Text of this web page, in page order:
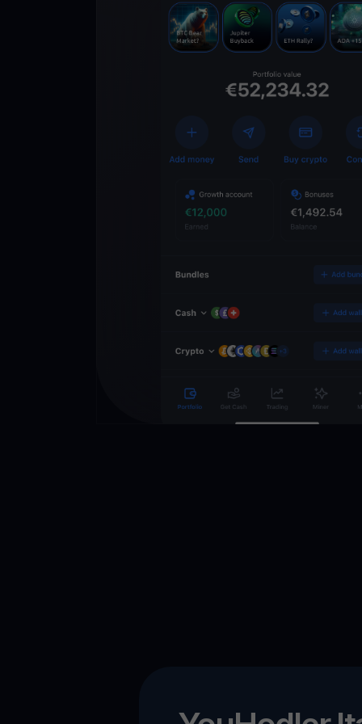
Scarica l’app
YouHodler
Wallet
Sblocca il futuro
Accedi ai servizi
semplice e sicuro in